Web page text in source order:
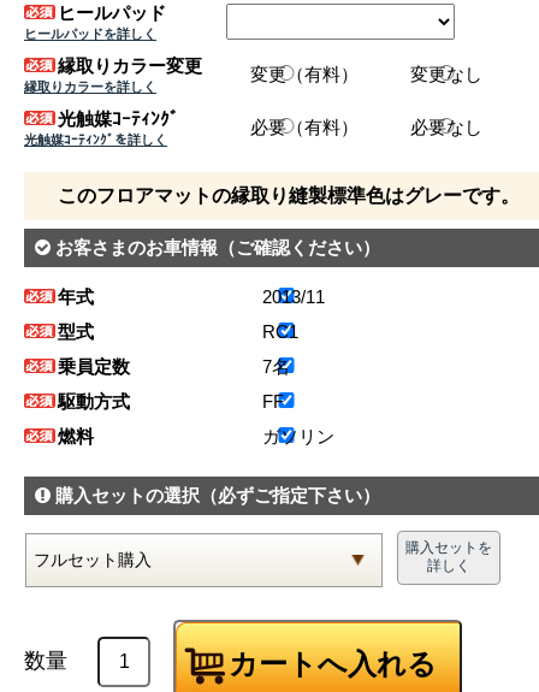
ヒールパッド
ヒールパッドを詳しく
縁取りカラー変更
縁取りカラーを詳しく
変更（有料） 変更なし
光触媒ｺｰﾃｨﾝｸﾞ
光触媒ｺｰﾃｨﾝｸﾞを詳しく
必要（有料） 必要なし
このフロアマットの縁取り縫製標準色はグレーです。
お客さまのお車情報 （ご確認ください）
年式
2013/11
型式
RC1
乗員定数
7名
駆動方式
FF
燃料
ガソリン
購入セットの選択 （必ずご指定下さい）
購入セットを
詳しく
数量